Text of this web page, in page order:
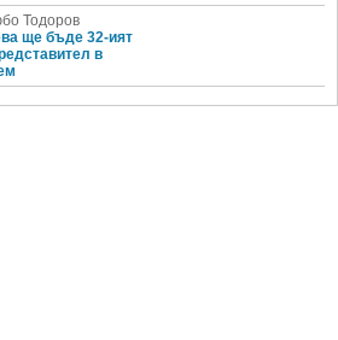
Тодоров
ще бъде 32-ият
в